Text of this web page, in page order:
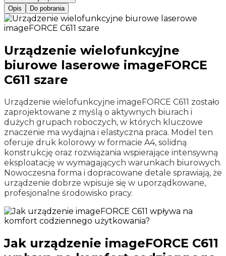
Opis
Do pobrania
Urządzenie wielofunkcyjne
biurowe laserowe imageFORCE
C611 szare
Urządzenie wielofunkcyjne imageFORCE C611 zostało
zaprojektowane z myślą o aktywnych biurach i
dużych grupach roboczych, w których kluczowe
znaczenie ma wydajna i elastyczna praca. Model ten
oferuje druk kolorowy w formacie A4, solidną
konstrukcję oraz rozwiązania wspierające intensywną
eksploatację w wymagających warunkach biurowych.
Nowoczesna forma i dopracowane detale sprawiają, że
urządzenie dobrze wpisuje się w uporządkowane,
profesjonalne środowisko pracy.
Jak urządzenie imageFORCE C611